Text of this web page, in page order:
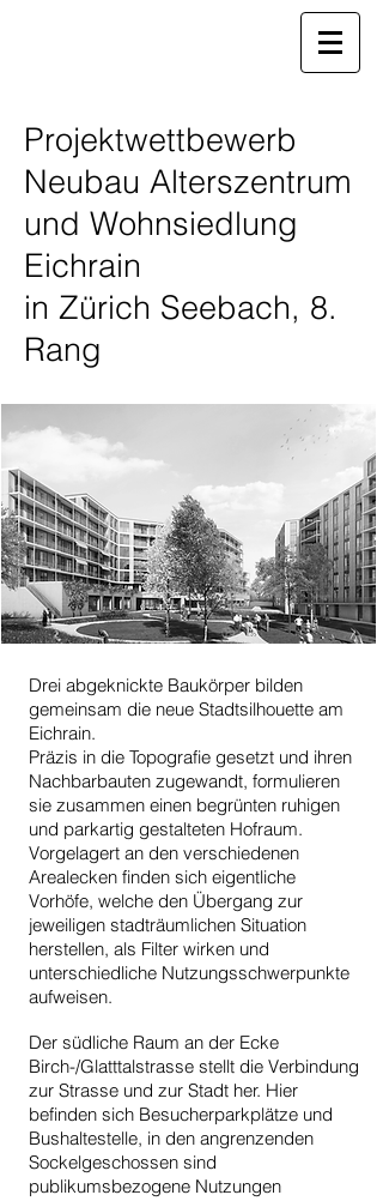
Projektwettbewerb
Neubau Alterszentrum
und Wohnsiedlung
Eichrain
in Zürich Seebach, 8.
Rang
Drei abgeknickte Baukörper bilden
gemeinsam die neue Stadtsilhouette am
Eichrain.
Präzis in die Topografie gesetzt und ihren
Nachbarbauten zugewandt, formulieren
sie zusammen einen begrünten ruhigen
und parkartig gestalteten Hofraum.
Vorgelagert an den verschiedenen
Arealecken finden sich eigentliche
Vorhöfe, welche den Übergang zur
jeweiligen stadträumlichen Situation
herstellen, als Filter wirken und
unterschiedliche Nutzungsschwerpunkte
aufweisen.
Der südliche Raum an der Ecke
Birch-/Glatttalstrasse stellt die Verbindung
zur Strasse und zur Stadt her. Hier
befinden sich Besucherparkplätze und
Bushaltestelle, in den angrenzenden
Sockelgeschossen sind
publikumsbezogene Nutzungen